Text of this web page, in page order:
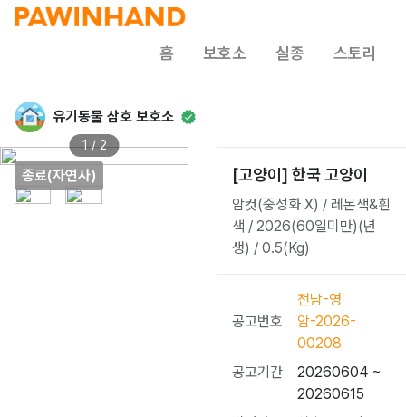
홈 보호소 실종 스토리
유기동물 삼호 보호소
종료(자연사)
1 / 2
[고양이] 한국 고양이
암컷(중성화 X) / 레몬색&흰
색 / 2026(60일미만)(년
생) / 0.5(Kg)
공고번호
전남-영
암-2026-
00208
공고기간
20260604 ~
20260615